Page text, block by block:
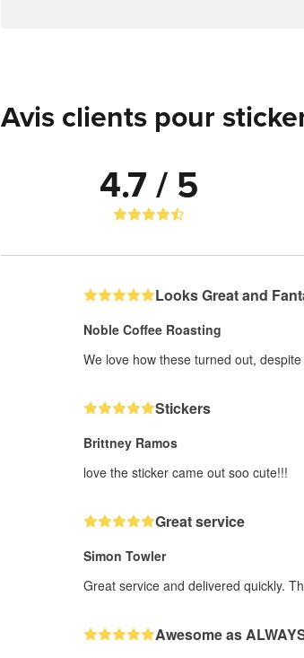
Avis clients pour
4.7 / 5
Looks Great and
Noble Coffee Roasting
We love how these turned out,
Stickers
Brittney Ramos
love the sticker came out soo cute!!!
Great service
Simon Towler
Great service and delivered quickly.
Awesome as